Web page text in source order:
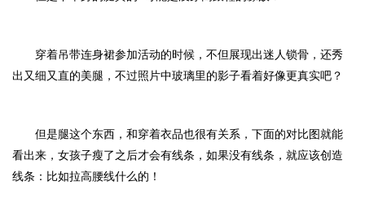
穿着吊带连身裙参加活动的时候，不但展现出迷人锁骨，还秀
出又细又直的美腿，不过照片中玻璃里的影子看着好像更真实吧？
但是腿这个东西，和穿着衣品也很有关系，下面的对比图就能
看出来，女孩子瘦了之后才会有线条，如果没有线条，就应该创造
线条：比如拉高腰线什么的！